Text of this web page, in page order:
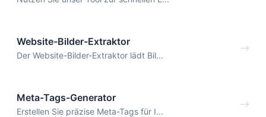
Website-Bilder-Extraktor
Der Website-Bilder-Extraktor lädt Bil...
Meta-Tags-Generator
Erstellen Sie präzise Meta-Tags für I...